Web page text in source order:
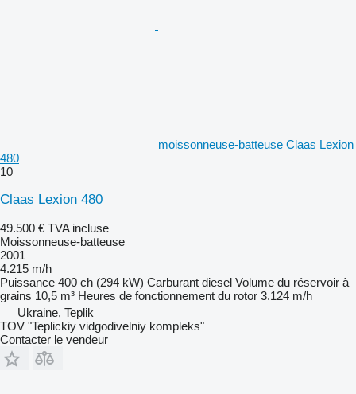
moissonneuse-batteuse Claas Lexion
480
10
Claas Lexion 480
49.500 € TVA incluse
Moissonneuse-batteuse
2001
4.215 m/h
Puissance 400 ch (294 kW) Carburant diesel Volume du réservoir à
grains 10,5 m³ Heures de fonctionnement du rotor 3.124 m/h
Ukraine, Teplik
TOV "Teplickiy vidgodivelniy kompleks"
Contacter le vendeur